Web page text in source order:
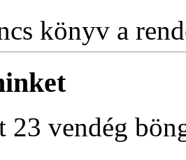
könyv a
23 vendég